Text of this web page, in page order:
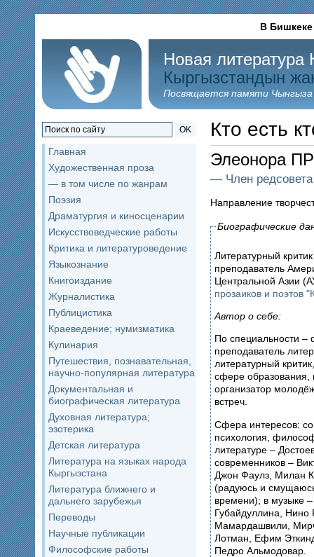
В Бишкеке
Новая литература
Кыргызстандын
Посвящается памяти
OK
Главная
Художественная проза
— в том числе по жанрам
Поэзия
Драматургия и киносценарии
Искусствоведческие работы
Критика и литературоведение
Языкознание
Книгоиздание
Журналистика
Публицистика
Краеведение; нумизматика
Кулинария
Путешествия, познавательная,
научно-популярная литература
Документальная и
биографическая литература
Духовная литература;
эзотерика
Детская литература
Литература на языках народа
Кыргызстана
Литература ближнего и
дальнего зарубежья
Переводы
Научные публикации
Философские работы
Кто есть
Элеонора
— Член редсовета
Направление
Биографические
Литературный
преподаватель
Центральной Азии
прозаиков и поэтов
Автор о себе:
По специальности –
преподаватель
литературный
сфере образования,
организатор
встреч.
Сфера интересов:
психология,
литературе –
современников –
Джон Фаулз, Милан
(радуюсь и
времени); в музыке
Губайдуллина,
Мамардашвили,
Лотман, Ефим
Педро Альмодовар.